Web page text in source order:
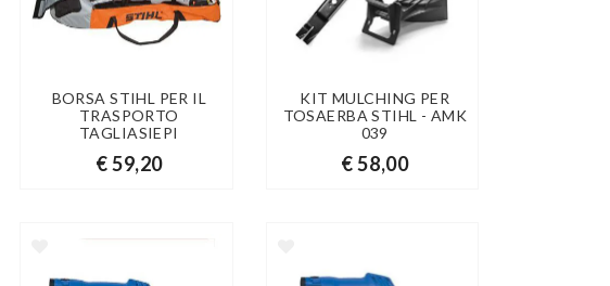
BORSA STIHL PER IL
TRASPORTO
TAGLIASIEPI
€ 59,20
KIT MULCHING PER
TOSAERBA STIHL - AMK
039
€ 58,00